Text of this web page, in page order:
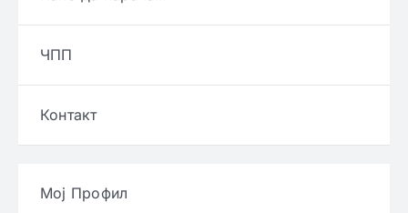
ЧПП
Контакт
Мој Профил